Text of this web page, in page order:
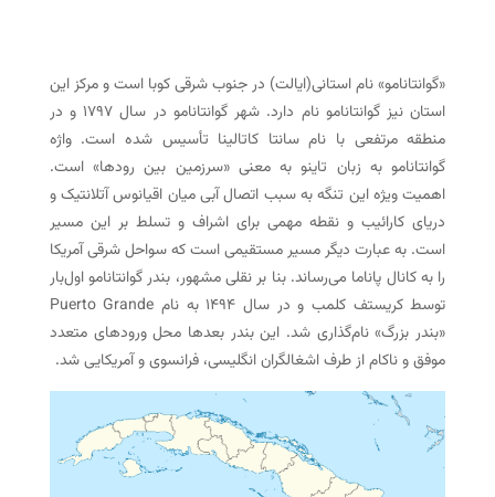
«گوانتانامو» نام استانی(ایالت) در جنوب شرقی کوبا است و مرکز این
استان نیز گوانتانامو نام دارد. شهر گوانتانامو در سال ۱۷۹۷ و در
منطقه مرتفعی با نام سانتا کاتالینا تأسیس شده است. واژه
گوانتانامو به زبان تاینو به معنی «سرزمین بین رودها» است.
اهمیت ویژه این تنگه به سبب اتصال آبی میان اقیانوس آتلانتیک و
دریای کارائیب و نقطه‌ مهمی برای اشراف و تسلط بر این مسیر
است. به عبارت دیگر مسیر مستقیمی است که سواحل شرقی آمریکا
را به کانال پاناما می‌رساند. بنا بر نقلی مشهور، بندر گوانتانامو اول‌بار
توسط کریستف کلمب و در سال ۱۴۹۴ به نام Puerto Grande
«بندر بزرگ» نام‌گذاری شد. این بندر بعدها محل ورودهای متعدد
موفق و ناکام از طرف اشغالگران انگلیسی، فرانسوی و آمریکایی شد.